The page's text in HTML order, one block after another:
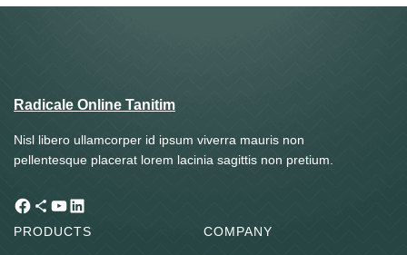
Radicale Online Tanitim
Nisl libero ullamcorper id ipsum viverra mauris non
pellentesque placerat lorem lacinia sagittis non pretium.
Facebook Share Icon YouTube LinkedIn
PRODUCTS COMPANY